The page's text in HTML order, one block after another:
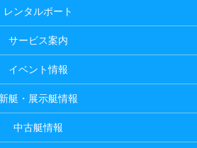
レンタルボート
サービス案内
イベント情報
新艇・展示艇情報
中古艇情報